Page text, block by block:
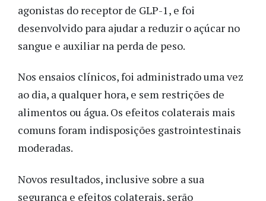
agonistas do receptor de GLP-1, e foi
desenvolvido para ajudar a reduzir o açúcar no
sangue e auxiliar na perda de peso.
Nos ensaios clínicos, foi administrado uma vez
ao dia, a qualquer hora, e sem restrições de
alimentos ou água. Os efeitos colaterais mais
comuns foram indisposições gastrointestinais
moderadas.
Novos resultados, inclusive sobre a sua
segurança e efeitos colaterais, serão